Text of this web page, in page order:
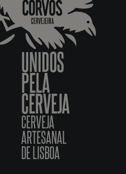
UNIDOS
PELA
CERVEJA
CERVEJA
ARTESANAL
DE LISBOA